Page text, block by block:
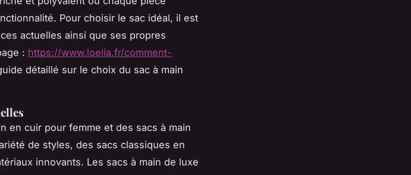
Pour choisir le sac idéal, il est
actuelles ainsi que ses propres
: https://www.loelia.fr/comment-
détaillé sur le choix du sac à main
en cuir pour femme et des sacs à main
de styles, des sacs classiques en
innovants. Les sacs à main de luxe